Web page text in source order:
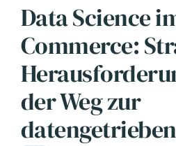
Data Science
Commerce:
der Weg zur